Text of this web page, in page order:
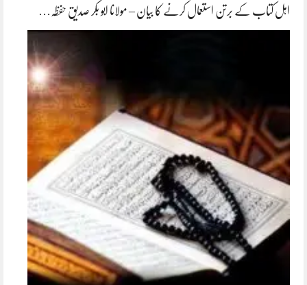
اہل کتاب کے برتن استعمال کرنے کا بیان – مولانا ابو بکر صدیق حفظہ…